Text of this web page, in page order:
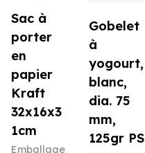
Sac à
porter
en
papier
Kraft
32x16x3
1cm
Emballage
Gobelet
à
yogourt,
blanc,
dia. 75
mm,
125gr PS